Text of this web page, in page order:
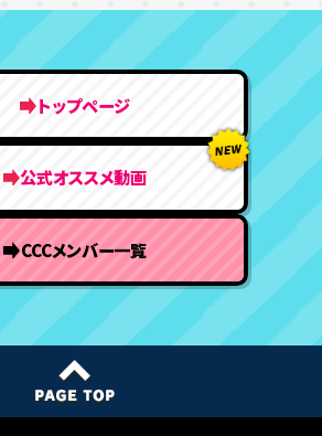
トップページ
公式オススメ動画
CCCメンバー一覧